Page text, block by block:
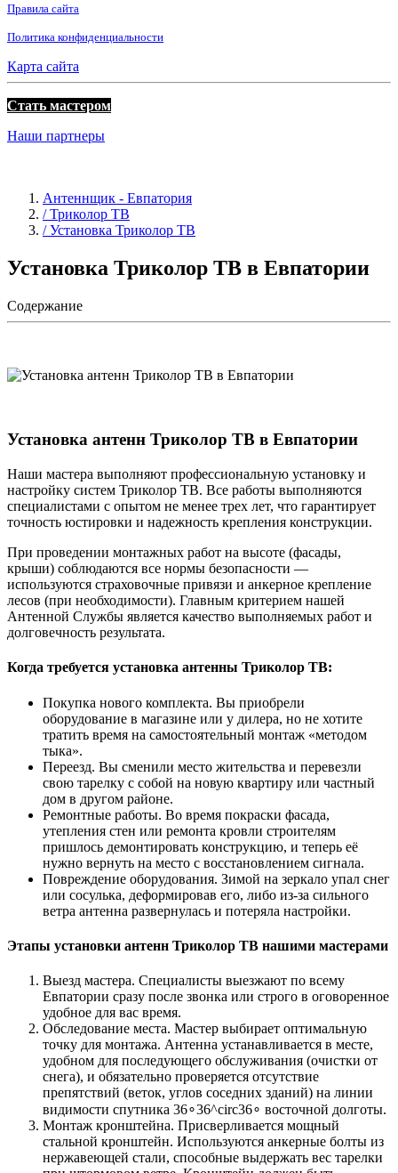
Правила сайта
Политика конфиденциальности
Карта сайта
Стать мастером
Наши партнеры
Антеннщик - Евпатория
/ Триколор ТВ
/ Установка Триколор ТВ
Установка Триколор ТВ в Евпатории
Содержание
Установка антенн Триколор ТВ в Евпатории
Наши мастера выполняют профессиональную установку и
настройку систем Триколор ТВ. Все работы выполняются
специалистами с опытом не менее трех лет, что гарантирует
точность юстировки и надежность крепления конструкции.
При проведении монтажных работ на высоте (фасады,
крыши) соблюдаются все нормы безопасности —
используются страховочные привязи и анкерное крепление
лесов (при необходимости). Главным критерием нашей
Антенной Службы является качество выполняемых работ и
долговечность результата.
Когда требуется установка антенны Триколор ТВ:
Покупка нового комплекта. Вы приобрели
оборудование в магазине или у дилера, но не хотите
тратить время на самостоятельный монтаж «методом
тыка».
Переезд. Вы сменили место жительства и перевезли
свою тарелку с собой на новую квартиру или частный
дом в другом районе.
Ремонтные работы. Во время покраски фасада,
утепления стен или ремонта кровли строителям
пришлось демонтировать конструкцию, и теперь её
нужно вернуть на место с восстановлением сигнала.
Повреждение оборудования. Зимой на зеркало упал снег
или сосулька, деформировав его, либо из-за сильного
ветра антенна развернулась и потеряла настройки.
Этапы установки антенн Триколор ТВ нашими мастерами
Выезд мастера. Специалисты выезжают по всему
Евпатории сразу после звонка или строго в оговоренное
удобное для вас время.
Обследование места. Мастер выбирает оптимальную
точку для монтажа. Антенна устанавливается в месте,
удобном для последующего обслуживания (очистки от
снега), и обязательно проверяется отсутствие
препятствий (веток, углов соседних зданий) на линии
видимости спутника 36∘36^circ36∘ восточной долготы.
Монтаж кронштейна. Присверливается мощный
стальной кронштейн. Используются анкерные болты из
нержавеющей стали, способные выдержать вес тарелки